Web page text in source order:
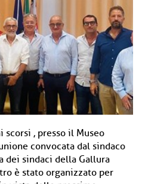
, presso il Museo
convocata dal sindaco
dei sindaci della Gallura
è stato organizzato per